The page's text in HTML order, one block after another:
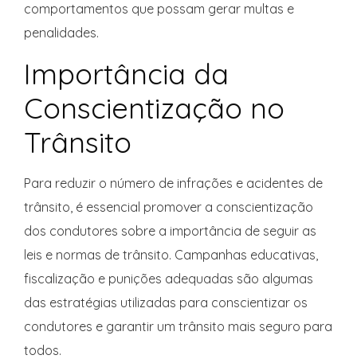
comportamentos que possam gerar multas e
penalidades.
Importância da
Conscientização no
Trânsito
Para reduzir o número de infrações e acidentes de
trânsito, é essencial promover a conscientização
dos condutores sobre a importância de seguir as
leis e normas de trânsito. Campanhas educativas,
fiscalização e punições adequadas são algumas
das estratégias utilizadas para conscientizar os
condutores e garantir um trânsito mais seguro para
todos.